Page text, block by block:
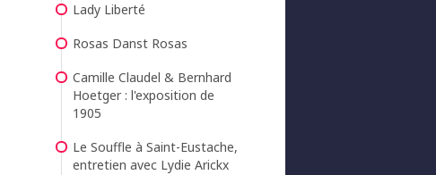
Lady Liberté
Rosas Danst Rosas
Camille Claudel & Bernhard
Hoetger : l'exposition de
1905
Le Souffle à Saint-Eustache,
entretien avec Lydie Arickx